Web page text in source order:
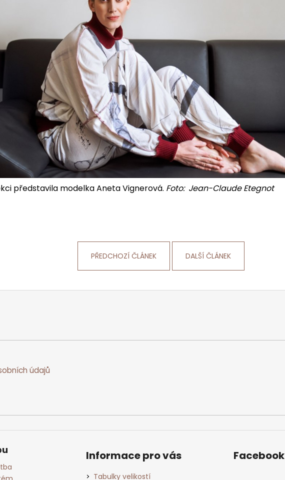
představila modelka Aneta Vignerová. Foto: Jean-Claude Etegnot
PŘEDCHOZÍ ČLÁNEK DALŠÍ ČLÁNEK
údajů
Informace pro vás
Tabulky velikostí
Facebook